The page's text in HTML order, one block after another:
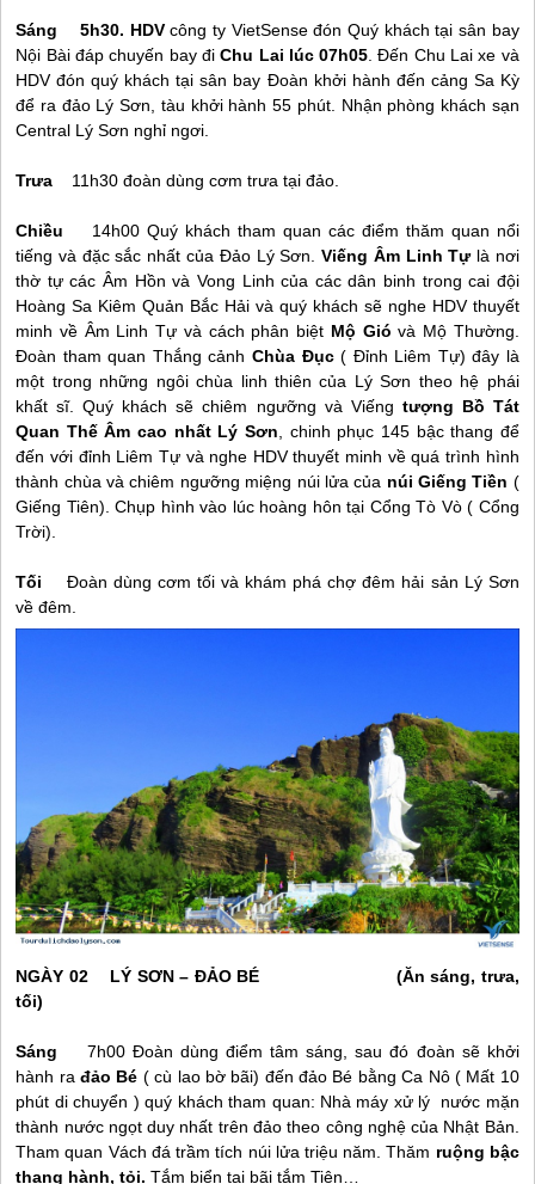
Sáng 5h30. HDVcông ty VietSense đón Quý khách tại sân bay
Nội Bài đáp chuyến bay điChu Lai lúc 07h05 . Đến Chu Lai xe và
HDV đón quý khách tại sân bay Đoàn khởi hành đến cảng Sa Kỳ
để ra đảo Lý Sơn , tàu khởi hành 55 phút. Nhận phòng khách sạn
Central Lý Sơn nghỉ ngơi.
Trưa 11h30 đoàn dùng cơm trưa tại đảo.
Chiều 14h00 Quý khách tham quan các điểm thăm quan nổi
tiếng và đặc sắc nhất của Đảo Lý Sơn .Viếng Âm Linh Tựlà nơi
thờ tự các Âm Hồn và Vong Linh của các dân binh trong cai đội
Hoàng Sa Kiêm Quản Bắc Hải và quý khách sẽ nghe HDV thuyết
minh về Âm Linh Tự và cách phân biệt Mộ Gió và Mộ Thường.
Đoàn tham quan Thắng cảnh Chùa Đục( Đỉnh Liêm Tự) đây là
một trong những ngôi chùa linh thiên của Lý Sơn theo hệ phái
khất sĩ. Quý khách sẽ chiêm ngưỡng và Viếng tượng Bồ Tát
Quan Thế Âm cao nhất Lý Sơn , chinh phục 145 bậc thang để
đến với đỉnh Liêm Tự và nghe HDV thuyết minh về quá trình hình
thành chùa và chiêm ngưỡng miệng núi lửa của núi Giếng Tiền (
Giếng Tiên). Chụp hình vào lúc hoàng hôn tại Cổng Tò Vò ( Cổng
Trời).
Tối Đoàn dùng cơm tối và khám phá chợ đêm hải sản Lý Sơn
về đêm.
NGÀY 02 LÝ SƠN– ĐẢO BÉ (Ăn sáng, trưa,
tối)
Sáng
7h00 Đoàn dùng điểm tâm sáng, sau đó đoàn sẽ khởi
hành rađảo Bé ( cù lao bờ bãi) đến đảo Bé bằng Ca Nô ( Mất 10
phút di chuyển ) quý khách tham quan: Nhà máy xử lý nước mặn
thành nước ngọt duy nhất trên đảo theo công nghệ của Nhật Bản.
Tham quan Vách đá trầm tích núi lửa triệu năm. Thăm ruộng bậc
thang hành, tỏi. Tắm biển tại bãi tắm Tiên…